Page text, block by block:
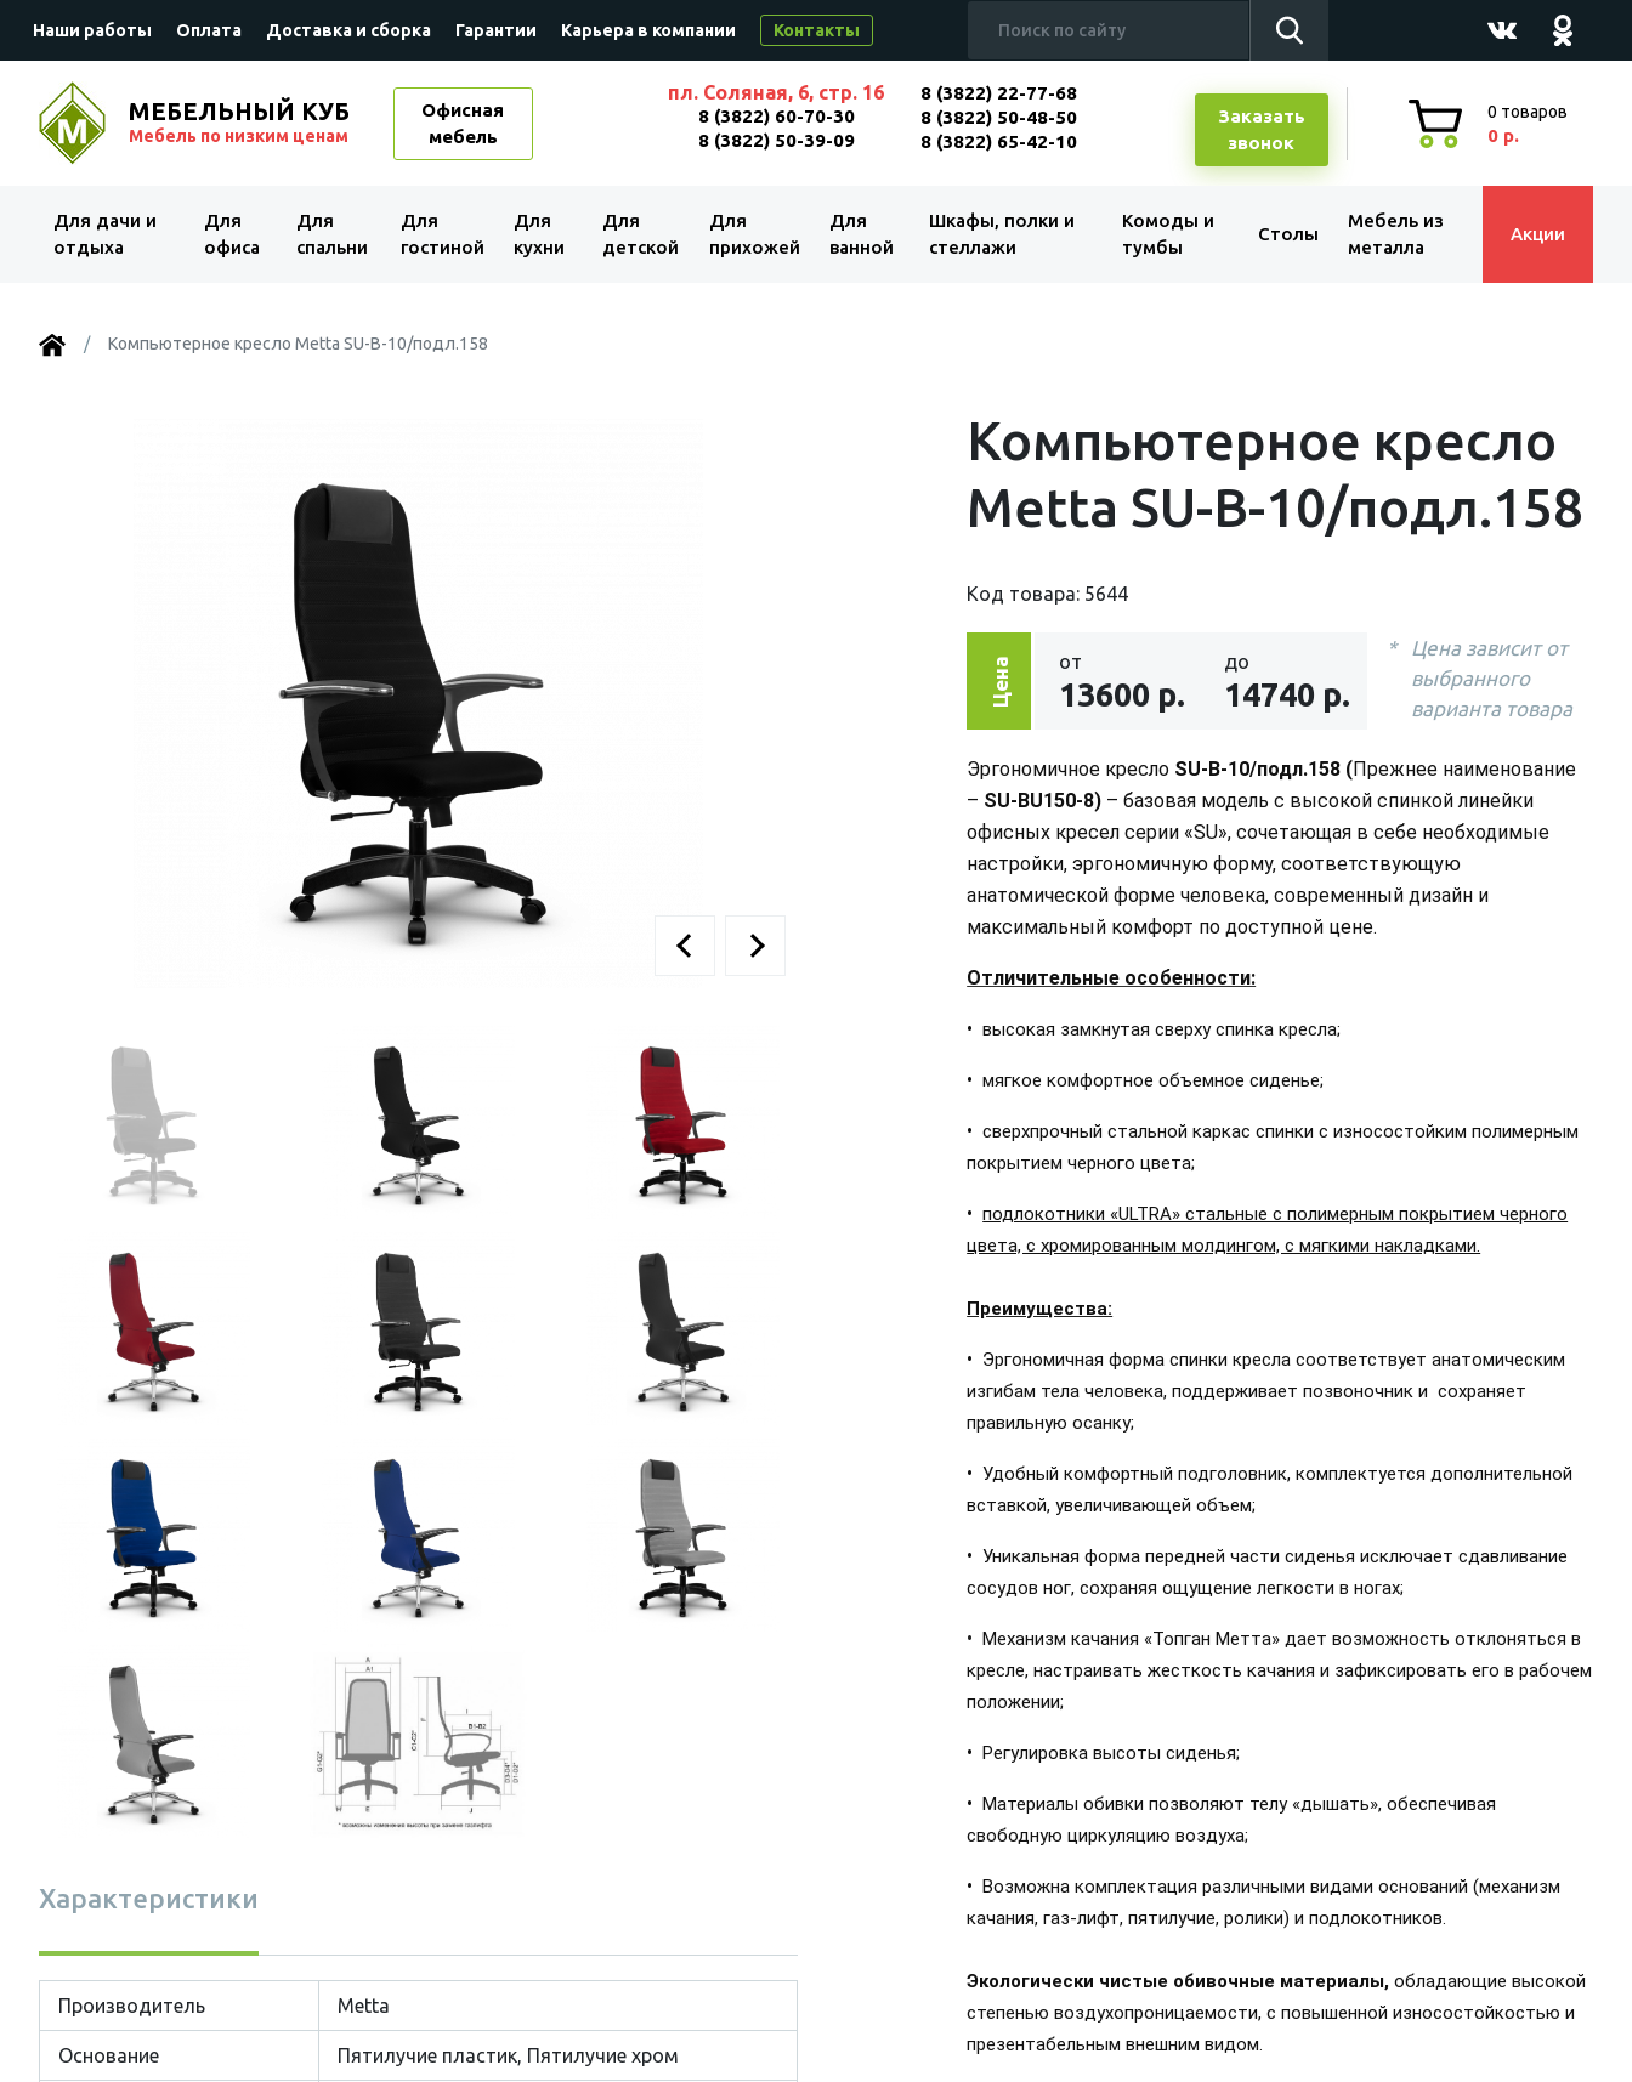
Наши работы Оплата Доставка и сборка Гарантии Карьера в компании Контакты
МЕБЕЛЬНЫЙ КУБ
Мебель по низким ценам
Офисная
мебель
пл. Соляная, 6, стр. 16
8 (3822) 60-70-30
8 (3822) 50-39-09
8 (3822) 22-77-68
8 (3822) 50-48-50
8 (3822) 65-42-10
Заказать
звонок
0 товаров
0 р.
Для дачи и
отдыха
Для
офиса
Для
спальни
Для
гостиной
Для
кухни
Для
детской
Для
прихожей
Для
ванной
Шкафы, полки и
стеллажи
Комоды и
тумбы
Столы
Мебель из
металла
Акции
Компьютерное кресло Metta SU-B-10/подл.158
Характеристики
Производитель Metta
Основание Пятилучие пластик, Пятилучие хром
Компьютерное кресло
Metta SU-B-10/подл.158
Код товара: 5644
Цена от
13600 р.
до
14740 р.
Цена зависит от
выбранного
варианта товара
Эргономичное кресло SU-B-10/подл.158 (Прежнее наименование
– SU-BU150-8) – базовая модель с высокой спинкой линейки
офисных кресел серии «SU», сочетающая в себе необходимые
настройки, эргономичную форму, соответствующую
анатомической форме человека, современный дизайн и
максимальный комфорт по доступной цене.
Отличительные особенности:
• высокая замкнутая сверху спинка кресла;
•мягкое комфортное объемное сиденье;
•сверхпрочный стальной каркас спинки с износостойким полимерным
покрытием черного цвета;
•подлокотники «ULTRA» стальные с полимерным покрытием черного
цвета, c хромированным молдингом, с мягкими накладками.
Преимущества:
• Эргономичная форма спинки кресла соответствует анатомическим
изгибам тела человека, поддерживает позвоночник и сохраняет
правильную осанку;
•Удобный комфортный подголовник, комплектуется дополнительной
вставкой, увеличивающей объем;
•Уникальная форма передней части сиденья исключает сдавливание
сосудов ног, сохраняя ощущение легкости в ногах;
• Механизм качания «Топган Метта» дает возможность отклоняться в
кресле, настраивать жесткость качания и зафиксировать его в рабочем
положении;
•Регулировка высоты сиденья;
•Материалы обивки позволяют телу «дышать», обеспечивая
свободную циркуляцию воздуха;
•Возможна комплектация различными видами оснований (механизм
качания, газ-лифт, пятилучие, ролики) и подлокотников.
Экологически чистые обивочные материалы, обладающие высокой
степенью воздухопроницаемости, с повышенной износостойкостью и
презентабельным внешним видом.